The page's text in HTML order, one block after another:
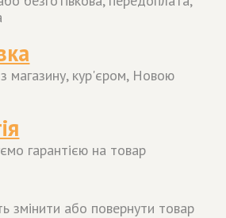
магазину, кур'єром, Новою
гарантією на товар
змінити або повернути товар